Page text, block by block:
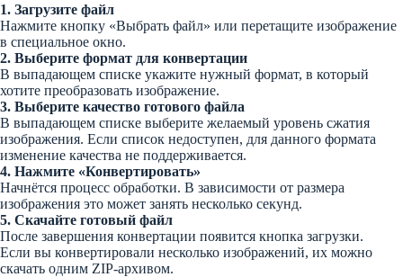
1. Загрузите файл
Нажмите кнопку «Выбрать файл» или перетащите изображение
в специальное окно.
2. Выберите формат для конвертации
В выпадающем списке укажите нужный формат, в который
хотите преобразовать изображение.
3. Выберите качество готового файла
В выпадающем списке выберите желаемый уровень сжатия
изображения. Если список недоступен, для данного формата
изменение качества не поддерживается.
4. Нажмите «Конвертировать»
Начнётся процесс обработки. В зависимости от размера
изображения это может занять несколько секунд.
5. Скачайте готовый файл
После завершения конвертации появится кнопка загрузки.
Если вы конвертировали несколько изображений, их можно
скачать одним ZIP-архивом.